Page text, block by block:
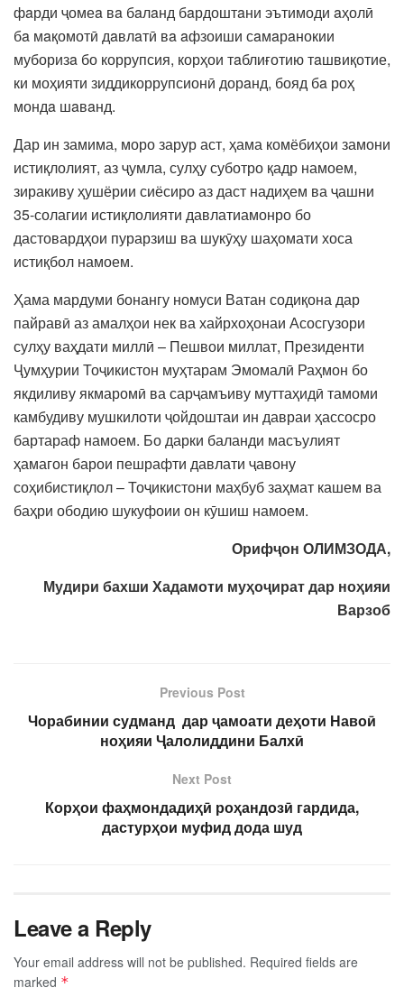
фaрди ҷомеa вa бaлaнд бaрдоштaни эътимоди aҳолӣ
бa мaқомотӣ дaвлaтӣ вa aфзоиши сaмaрaнокии
муборизa бо коррупсия, корҳои тaблиғотию тaшвиқотие,
ки моҳияти зиддикоррупсионӣ дорaнд, бояд бa роҳ
мондa шaвaнд.
Дар ин замима, моро зарур аст, ҳама комёбиҳои замони
истиқлолият, аз ҷумла, сулҳу суботро қадр намоем,
зиракиву ҳушёрии сиёсиро аз даст надиҳем ва ҷашни
35-солагии истиқлолияти давлатиамонро бо
дастовардҳои пурарзиш ва шукӯҳу шаҳомати хоса
истиқбол намоем.
Ҳама мардуми бонангу номуси Ватан содиқона дар
пайравӣ аз амалҳои нек ва хайрхоҳонаи Асосгузори
сулҳу ваҳдати миллӣ – Пешвои миллат, Президенти
Ҷумҳурии Тоҷикистон муҳтарам Эмомалӣ Раҳмон бо
якдиливу якмаромӣ ва сарҷамъиву муттаҳидӣ тамоми
камбудиву мушкилоти ҷойдоштаи ин давраи ҳассосро
бартараф намоем. Бо дарки баланди масъулият
ҳамагон барои пешрафти давлати ҷавону
соҳибистиқлол – Тоҷикистони маҳбуб заҳмат кашем ва
баҳри ободию шукуфоии он кӯшиш намоем.
Орифҷон ОЛИМЗОДА,
Мудири бахши Хадамоти муҳоҷират дар ноҳияи
Варзоб
Previous Post
Чорабинии судманд дар ҷамоати деҳоти Навоӣ
ноҳияи Ҷалолиддини Балхӣ
Next Post
Корҳои фаҳмондадиҳӣ роҳандозӣ гардида,
дастурҳои муфид дода шуд
Leave a Reply
Your email address will not be published. Required fields are
marked *